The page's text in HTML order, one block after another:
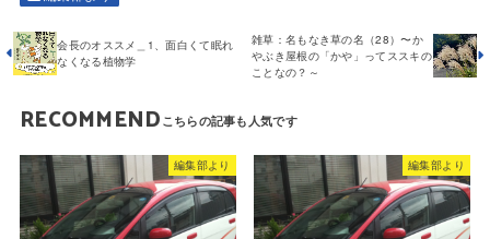
雑草：名もなき草の名（28）〜か
やぶき屋根の「かや」ってススキの
ことなの？～
会長のオススメ＿1、面白くて眠れ
なくなる植物学
RECOMMEND
編集部より 編集部より